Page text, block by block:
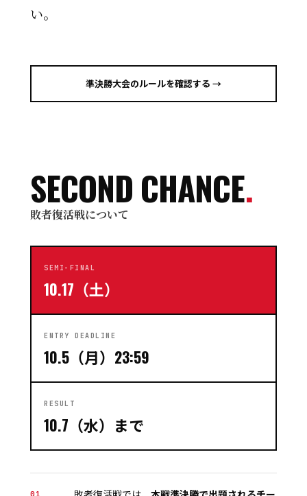
い。
準決勝大会のルールを確認する →
SECOND CHANCE.
敗者復活戦について
SEMI-FINAL
10.17（土）
ENTRY DEADLINE
10.5（月）23:59
RESULT
10.7（水）まで
01